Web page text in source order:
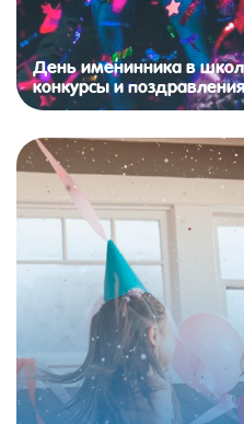
День именинника в
конкурсы и поздравления